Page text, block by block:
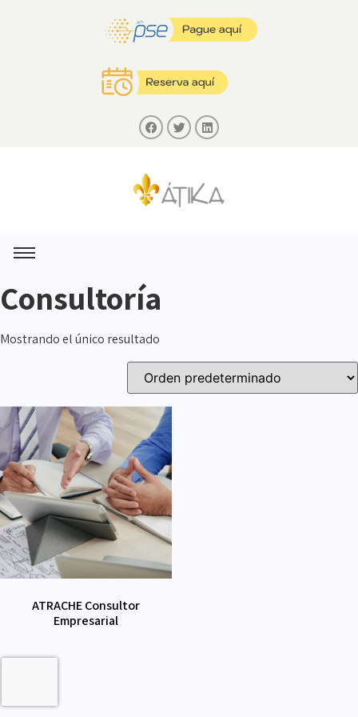
Consultoría
Mostrando el único resultado
ATRACHE Consultor
Empresarial